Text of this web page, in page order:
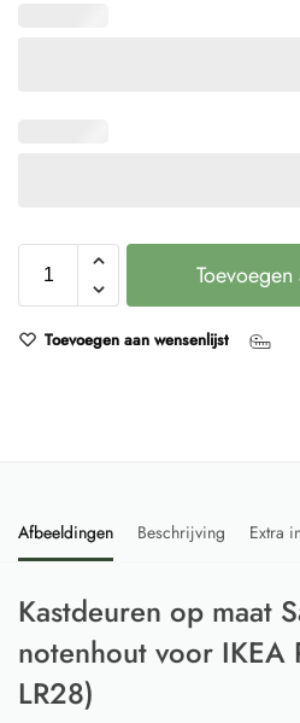
Toevoegen aan wensenlijst
Afbeeldingen Beschrijving Extra
Kastdeuren op maat
notenhout voor IKEA
LR28)